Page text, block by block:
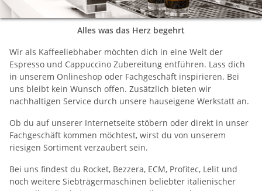
Alles was das Herz begehrt
Wir als Kaffeeliebhaber möchten dich in eine Welt der
Espresso und Cappuccino Zubereitung entführen. Lass dich
in unserem Onlineshop oder Fachgeschäft inspirieren. Bei
uns bleibt kein Wunsch offen. Zusätzlich bieten wir
nachhaltigen Service durch unsere hauseigene Werkstatt an.
Ob du auf unserer Internetseite stöbern oder direkt in unser
Fachgeschäft kommen möchtest, wirst du von unserem
riesigen Sortiment verzaubert sein.
Bei uns findest du Rocket, Bezzera, ECM, Profitec, Lelit und
noch weitere Siebträgermaschinen beliebter italienischer